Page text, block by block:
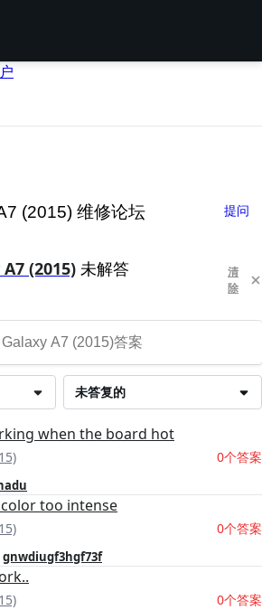
(2015) 维修论坛 提问
(2015) 未解答
清
除
未答复的
when the board hot
0个答案
too intense
0个答案
gnwdiugf3hgf73f
0个答案